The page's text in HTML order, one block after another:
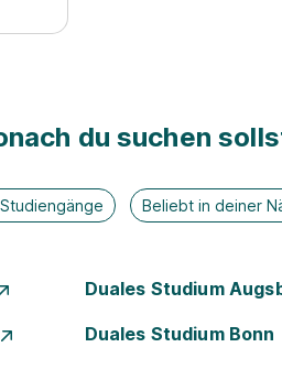
du suchen
Beliebt in deiner
Duales Studium
Duales Studium Bonn